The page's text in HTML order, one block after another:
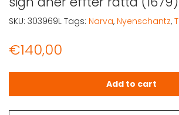
€140,00
Kongl. May:ts Wraak-Ordning giord
Add to cart
SKU: 303969L Tags: Narva, Nyenschantz,